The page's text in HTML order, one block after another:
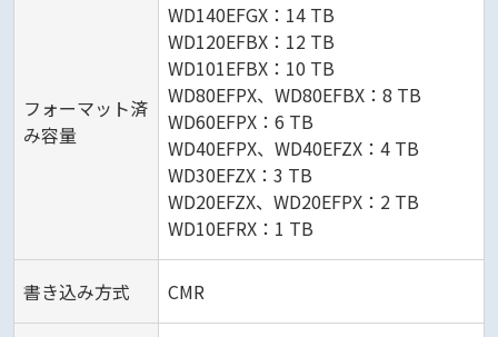
フォーマット済
み容量
WD140EFGX：14 TB
WD120EFBX：12 TB
WD101EFBX：10 TB
WD80EFPX、WD80EFBX：8 TB
WD60EFPX：6 TB
WD40EFPX、WD40EFZX：4 TB
WD30EFZX：3 TB
WD20EFZX、WD20EFPX：2 TB
WD10EFRX：1 TB
書き込み方式 CMR